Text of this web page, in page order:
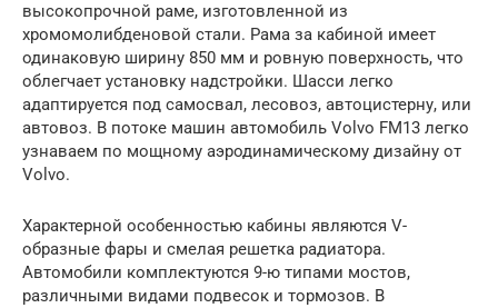
высокопрочной раме, изготовленной из
хромомолибденовой стали. Рама за кабиной имеет
одинаковую ширину 850 мм и ровную поверхность, что
облегчает установку надстройки. Шасси легко
адаптируется под самосвал, лесовоз, автоцистерну, или
автовоз. В потоке машин автомобиль Volvo FM13 легко
узнаваем по мощному аэродинамическому дизайну от
Volvo.
Характерной особенностью кабины являются V-
образные фары и смелая решетка радиатора.
Автомобили комплектуются 9-ю типами мостов,
различными видами подвесок и тормозов. В